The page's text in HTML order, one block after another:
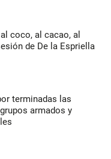
coco, al cacao, al
de De la Espriella
terminadas las
armados y